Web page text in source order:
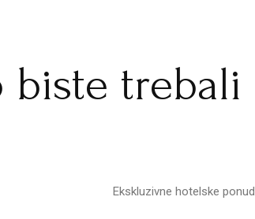
biste
Ekskluzivne hotelske